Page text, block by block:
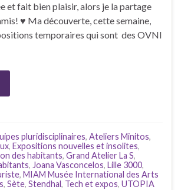
et fait bien plaisir, alors je la partage
♥ Ma découverte, cette semaine,
temporaires qui sont des OVNI
pluridisciplinaires, Ateliers Minitos,
, Expositions nouvelles et insolites,
des habitants, Grand Atelier La S,
, Joana Vasconcelos, Lille 3000,
, MIAM Musée International des Arts
, Sète, Stendhal, Tech et expos, UTOPIA